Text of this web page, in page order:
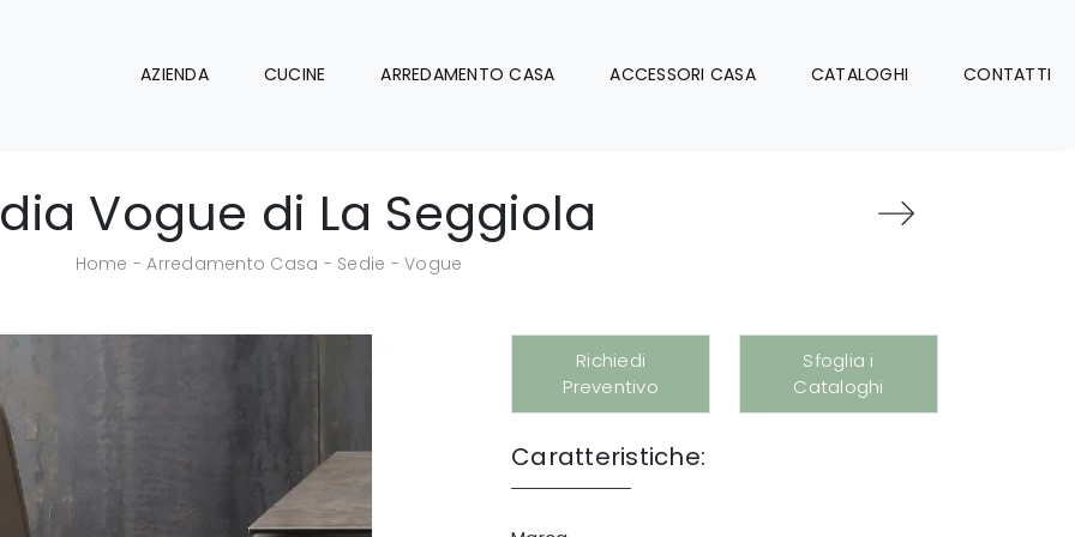
AZIENDA CUCINE ARREDAMENTO CASA ACCESSORI CASA CATALOGHI CONTATTI
Vogue di La Seggiola
Home -Arredamento Casa - Sedie -Vogue
Richiedi
Preventivo
Sfoglia i
Cataloghi
Caratteristiche: